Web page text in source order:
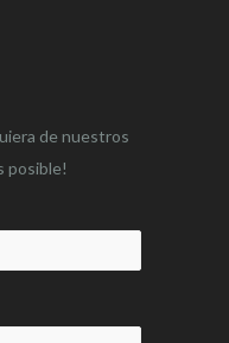
de nuestros
posible!